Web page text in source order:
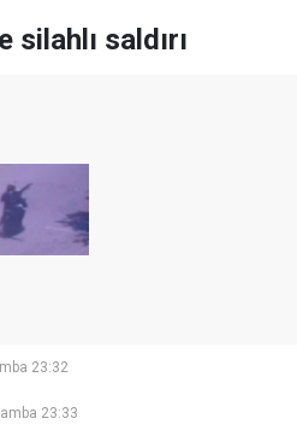
saldırı
23:32
23:33